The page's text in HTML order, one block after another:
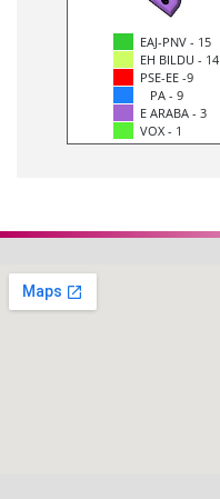
EAJ-PNV - 15
EH BILDU - 14
PSE-EE -9
PA - 9
E ARABA - 3
VOX - 1